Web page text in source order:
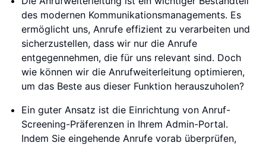
des modernen Kommunikationsmanagements. Es
ermöglicht uns, Anrufe effizient zu verarbeiten und
sicherzustellen, dass wir nur die Anrufe
entgegennehmen, die für uns relevant sind. Doch
wie können wir die Anrufweiterleitung optimieren,
um das Beste aus dieser Funktion herauszuholen?
Ein guter Ansatz ist die Einrichtung von Anruf-
Screening-Präferenzen in Ihrem Admin-Portal.
Indem Sie eingehende Anrufe vorab überprüfen,